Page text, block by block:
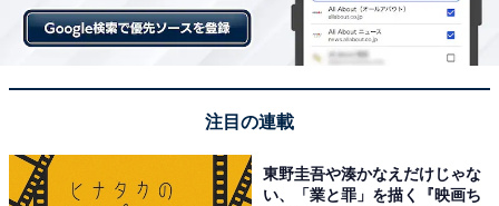
への玄関口にふさわしく、豊かな自然に囲まれた爽やか
な雰囲気が人気。地元の那須牛を使った贅沢なメニュー
り、旅の始まりや締めくくりに最適です。
回答者コメント
注目の連載
東野圭吾や湊かなえだけじゃな
い、「業と罪」を描く『映画ち